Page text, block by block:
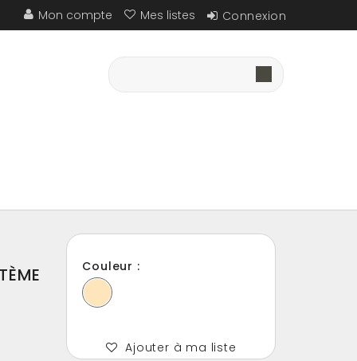
Connexion
Mon compte Mes listes
Couleur :
Ajouter à ma liste